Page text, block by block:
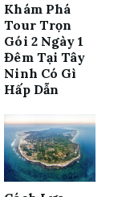
Khám Phá
Tour Trọn
Gói 2 Ngày 1
Đêm Tại Tây
Ninh Có Gì
Hấp Dẫn